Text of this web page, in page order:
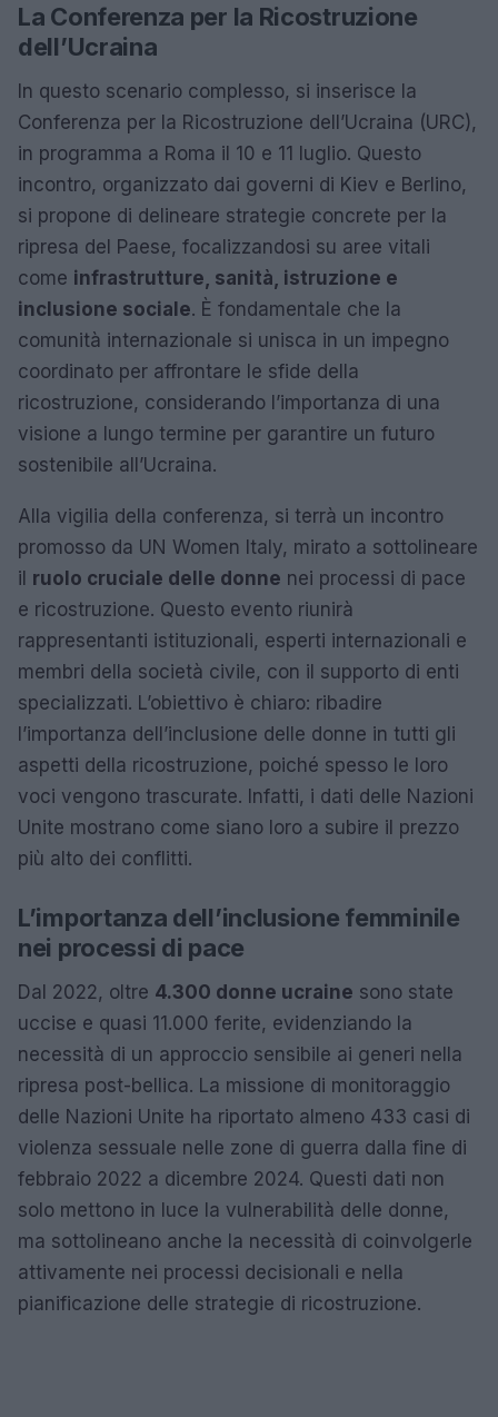
La Conferenza per la Ricostruzione
dell’Ucraina
In questo scenario complesso, si inserisce la
Conferenza per la Ricostruzione dell’Ucraina (URC),
in programma a Roma il 10 e 11 luglio. Questo
incontro, organizzato dai governi di Kiev e Berlino,
si propone di delineare strategie concrete per la
ripresa del Paese, focalizzandosi su aree vitali
come infrastrutture, sanità, istruzione e
inclusione sociale. È fondamentale che la
comunità internazionale si unisca in un impegno
coordinato per affrontare le sfide della
ricostruzione, considerando l’importanza di una
visione a lungo termine per garantire un futuro
sostenibile all’Ucraina.
Alla vigilia della conferenza, si terrà un incontro
promosso da UN Women Italy, mirato a sottolineare
il ruolo cruciale delle donne nei processi di pace
e ricostruzione. Questo evento riunirà
rappresentanti istituzionali, esperti internazionali e
membri della società civile, con il supporto di enti
specializzati. L’obiettivo è chiaro: ribadire
l’importanza dell’inclusione delle donne in tutti gli
aspetti della ricostruzione, poiché spesso le loro
voci vengono trascurate. Infatti, i dati delle Nazioni
Unite mostrano come siano loro a subire il prezzo
più alto dei conflitti.
L’importanza dell’inclusione femminile
nei processi di pace
Dal 2022, oltre 4.300 donne ucraine sono state
uccise e quasi 11.000 ferite, evidenziando la
necessità di un approccio sensibile ai generi nella
ripresa post-bellica. La missione di monitoraggio
delle Nazioni Unite ha riportato almeno 433 casi di
violenza sessuale nelle zone di guerra dalla fine di
febbraio 2022 a dicembre 2024. Questi dati non
solo mettono in luce la vulnerabilità delle donne,
ma sottolineano anche la necessità di coinvolgerle
attivamente nei processi decisionali e nella
pianificazione delle strategie di ricostruzione.